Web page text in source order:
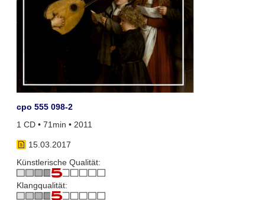
cpo 555 098-2
1 CD • 71min • 2011
15.03.2017
Künstlerische Qualität:
Klangqualität: